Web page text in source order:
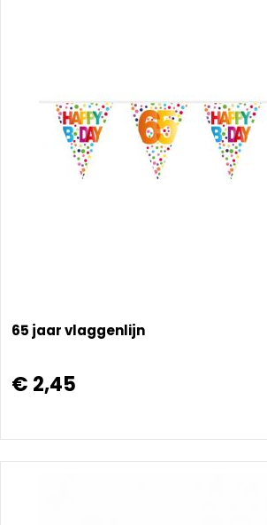
65 jaar vlaggenlijn
€ 2,45